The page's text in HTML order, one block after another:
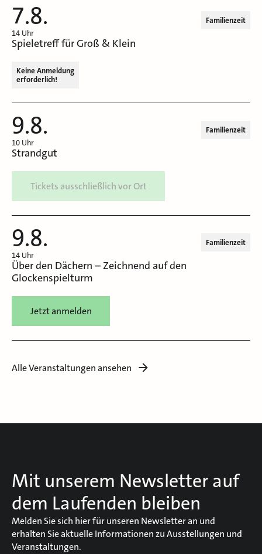
7.8.
14 Uhr
Familienzeit
Spieletreff für Groß & Klein
Keine Anmeldung
erforderlich!
9.8.
10 Uhr
Familienzeit
Strandgut
Tickets ausschließlich vor Ort
9.8.
14 Uhr
Familienzeit
Über den Dächern – Zeichnend auf den
Glockenspielturm
Jetzt anmelden
Alle Veranstaltungen ansehen
Mit unserem Newsletter auf
dem Laufenden bleiben
Melden Sie sich hier für unseren Newsletter an und
erhalten Sie aktuelle Informationen zu Ausstellungen und
Veranstaltungen.